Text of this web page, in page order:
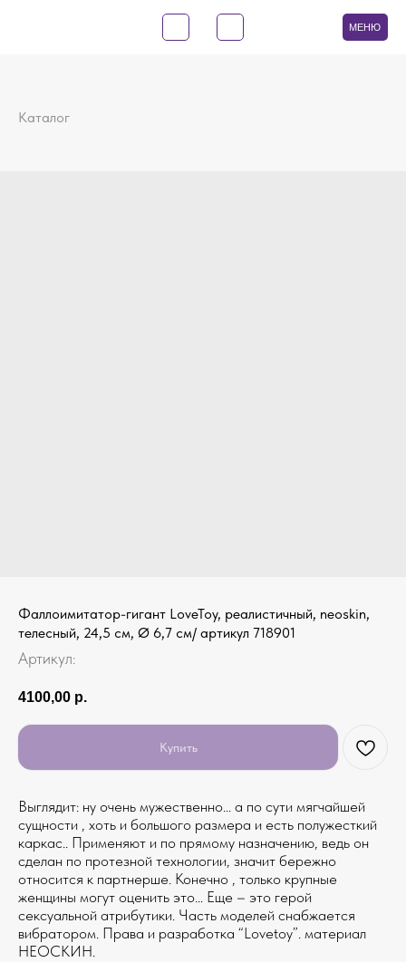
МЕНЮ
Каталог
Фаллоимитатор-гигант LoveToy, реалистичный, neoskin,
телесный, 24,5 см, Ø 6,7 см/ артикул 718901
Артикул:
4100,00 р.
Купить
Выглядит: ну очень мужественно… а по сути мягчайшей
сущности , хоть и большого размера и есть полужесткий
каркас.. Применяют и по прямому назначению, ведь он
сделан по протезной технологии, значит бережно
относится к партнерше. Конечно , только крупные
женщины могут оценить это… Еще – это герой
сексуальной атрибутики. Часть моделей снабжается
вибратором. Права и разработка “Lovetoy”. материал
НЕОСКИН.